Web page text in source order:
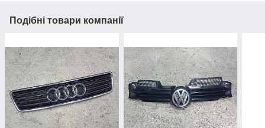
Подібні товари компанії